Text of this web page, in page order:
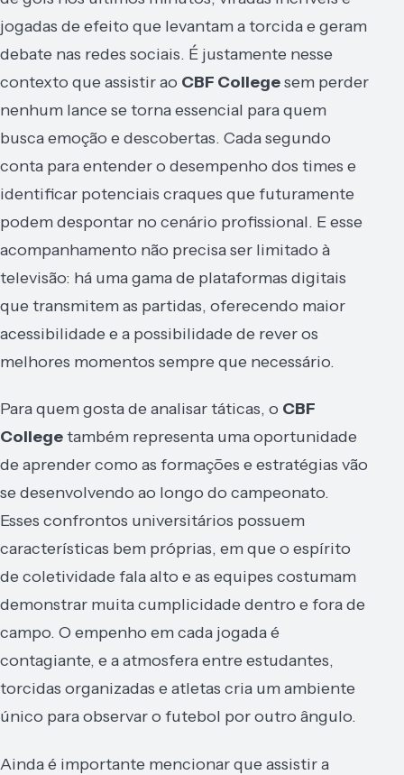
jogadas de efeito que levantam a torcida e geram
debate nas redes sociais. É justamente nesse
contexto que assistir ao CBF Collegesem perder
nenhum lance se torna essencial para quem
busca emoção e descobertas. Cada segundo
conta para entender o desempenho dos times e
identificar potenciais craques que futuramente
podem despontar no cenário profissional. E esse
acompanhamento não precisa ser limitado à
televisão: há uma gama de plataformas digitais
que transmitem as partidas, oferecendo maior
acessibilidade e a possibilidade de rever os
melhores momentos sempre que necessário.
Para quem gosta de analisar táticas, o CBF
Collegetambém representa uma oportunidade
de aprender como as formações e estratégias vão
se desenvolvendo ao longo do campeonato.
Esses confrontos universitários possuem
características bem próprias, em que o espírito
de coletividade fala alto e as equipes costumam
demonstrar muita cumplicidade dentro e fora de
campo. O empenho em cada jogada é
contagiante, e a atmosfera entre estudantes,
torcidas organizadas e atletas cria um ambiente
único para observar o futebol por outro ângulo.
Ainda é importante mencionar que assistir a